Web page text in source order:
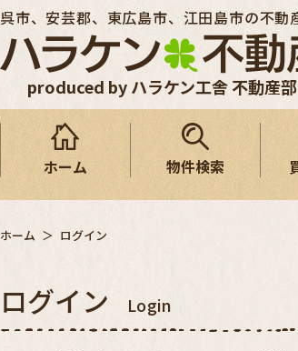
produced by ハラケン工舎 不動産部
呉市、安芸郡、東広島市、江田島市の不動
ホーム 物件検索
ホーム ログイン
ログイン Login